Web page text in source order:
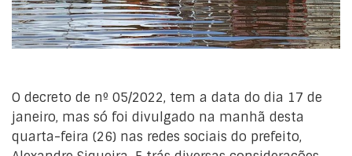
O decreto de nº 05/2022, tem a data do dia 17 de
janeiro, mas só foi divulgado na manhã desta
quarta-feira (26) nas redes sociais do prefeito,